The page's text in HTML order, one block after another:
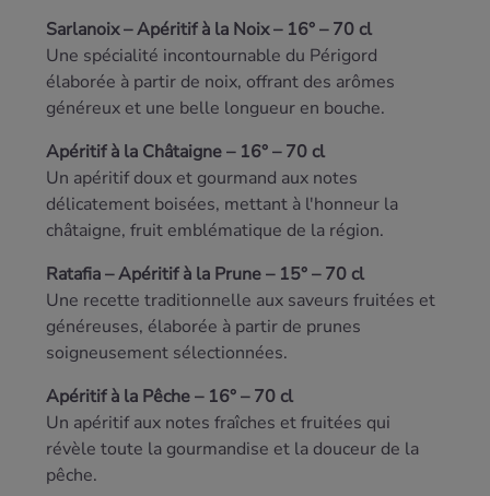
Sarlanoix – Apéritif à la Noix – 16° – 70 cl
Une spécialité incontournable du Périgord
élaborée à partir de noix, offrant des arômes
généreux et une belle longueur en bouche.
Apéritif à la Châtaigne – 16° – 70 cl
Un apéritif doux et gourmand aux notes
délicatement boisées, mettant à l'honneur la
châtaigne, fruit emblématique de la région.
Ratafia – Apéritif à la Prune – 15° – 70 cl
Une recette traditionnelle aux saveurs fruitées et
généreuses, élaborée à partir de prunes
soigneusement sélectionnées.
Apéritif à la Pêche – 16° – 70 cl
Un apéritif aux notes fraîches et fruitées qui
révèle toute la gourmandise et la douceur de la
pêche.